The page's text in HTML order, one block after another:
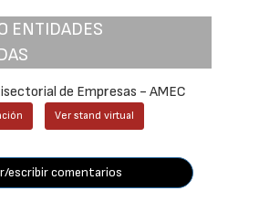
ENTIDADES
de Empresas - AMEC
Ver stand virtual
escribir comentarios